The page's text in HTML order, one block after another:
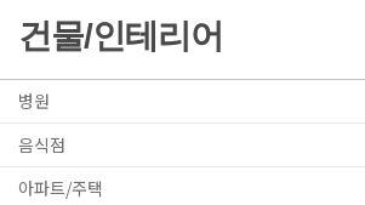
건물/인테리어
병원
음식점
아파트/주택